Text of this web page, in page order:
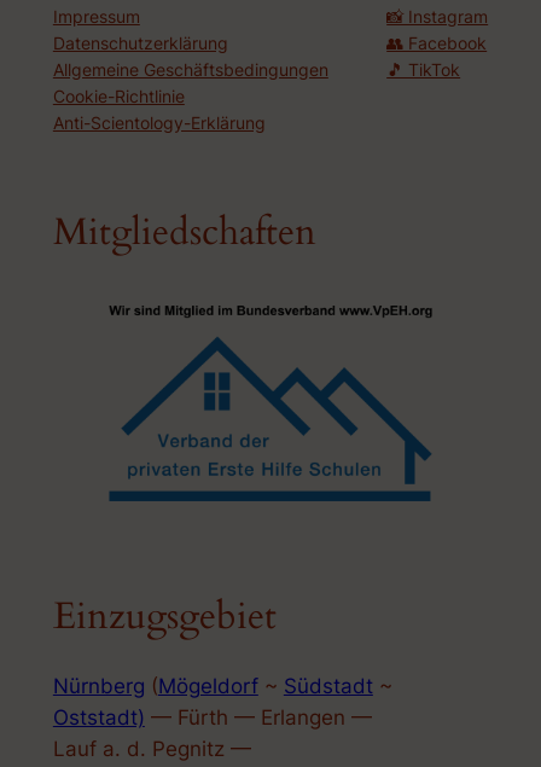
Impressum
Datenschutzerklärung
Allgemeine Geschäftsbedingungen
Cookie-Richtlinie
Anti-Scientology-Erklärung
📸 Instagram
👥 Facebook
🎵 TikTok
Mitgliedschaften
Einzugsgebiet
Nürnberg (Mögeldorf~ Südstadt ~
Oststadt) — Fürth — Erlangen —
Lauf a. d. Pegnitz —